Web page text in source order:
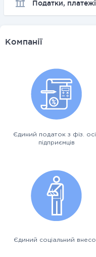
Податки,
Компанії
Єдиний податок з фіз.
підприємців
Єдиний соціальний